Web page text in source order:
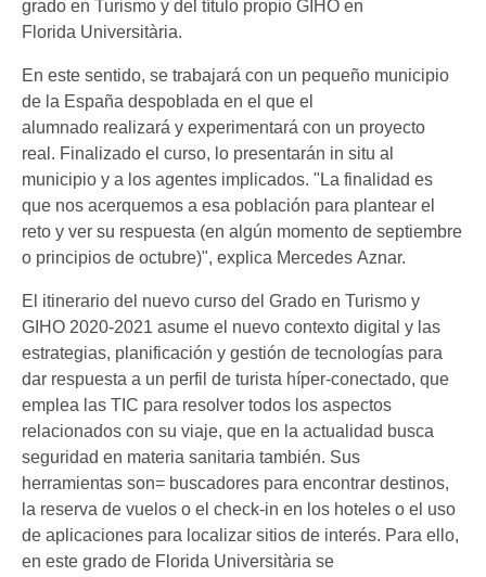
grado en Turismo y del título propio GIHO en
Florida Universitària.
En este sentido, se trabajará con un pequeño municipio
de la España despoblada en el que el
alumnado realizará y experimentará con un proyecto
real. Finalizado el curso, lo presentarán in situ al
municipio y a los agentes implicados. "La finalidad es
que nos acerquemos a esa población para plantear el
reto y ver su respuesta (en algún momento de septiembre
o principios de octubre)", explica Mercedes Aznar.
El itinerario del nuevo curso del Grado en Turismo y
GIHO 2020-2021 asume el nuevo contexto digital y las
estrategias, planificación y gestión de tecnologías para
dar respuesta a un perfil de turista híper-conectado, que
emplea las TIC para resolver todos los aspectos
relacionados con su viaje, que en la actualidad busca
seguridad en materia sanitaria también. Sus
herramientas son= buscadores para encontrar destinos,
la reserva de vuelos o el check-in en los hoteles o el uso
de aplicaciones para localizar sitios de interés. Para ello,
en este grado de Florida Universitària se